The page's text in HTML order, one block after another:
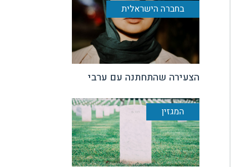
בחברה הישראלית
הצעירה שהתחתנה עם ערבי
המגזין